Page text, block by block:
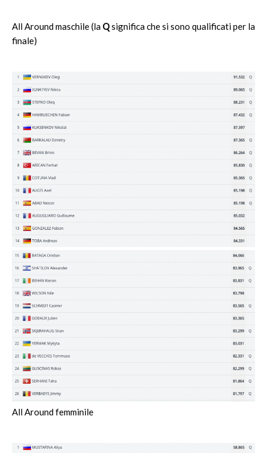
All Around maschile (laQsignifica che si sono qualificati per la
finale)
All Around femminile